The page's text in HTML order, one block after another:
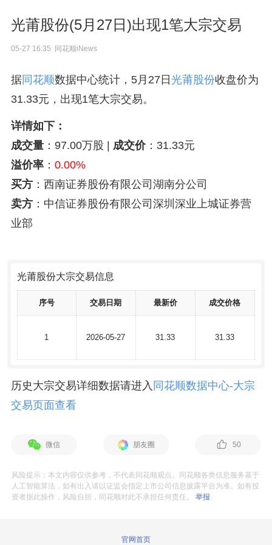
光莆股份(5月27日)出现1笔大宗交易
05-27 16:35 同花顺iNews
据同花顺数据中心统计，5月27日 光莆股份收盘价为
31.33元，出现1笔大宗交易。
详情如下：
成交量：97.00万股 | 成交价：31.33元
溢价率： 0.00%
买方：西南证券股份有限公司湖南分公司
卖方：中信证券股份有限公司深圳深业上城证券营
业部
光莆股份大宗交易信息
序号 交易日期 最新价 成交价格
1 2026-05-27 31.33 31.33
序号 交易日期 最新价 成交价格
1 2026-05-27 31.33 31.33
历史大宗交易详细数据请进入 同花顺数据中心-大宗
交易页面查看
微信 朋友圈 50
风险提示：本文内容仅供参考，不代表同花顺观点。同花顺各类信息服务基于
人工智能算法，如有出入请以证监会指定上市公司信息披露平台为准。如有投
资者据此操作，风险自担，同花顺对此不承担任何责任。举报
官网首页